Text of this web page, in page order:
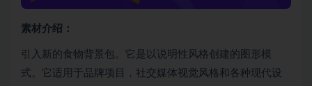
素材介绍：
引入新的食物背景包。它是以说明性风格创建的图形模
式。它适用于品牌项目，社交媒体视觉风格和各种现代设